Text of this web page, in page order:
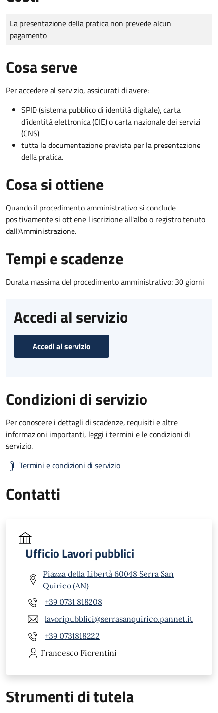
Tipo di pagamento
Importo
La presentazione della pratica non prevede alcun
pagamento
Cosa serve
Per accedere al servizio, assicurati di avere:
SPID (sistema pubblico di identità digitale), carta
d’identità elettronica (CIE) o carta nazionale dei servizi
(CNS)
tutta la documentazione prevista per la presentazione
della pratica.
Cosa si ottiene
Quando il procedimento amministrativo si conclude
positivamente si ottiene l'iscrizione all'albo o registro tenuto
dall'Amministrazione.
Tempi e scadenze
Durata massima del procedimento amministrativo: 30 giorni
Accedi al servizio
Accedi al servizio
Condizioni di servizio
Per conoscere i dettagli di scadenze, requisiti e altre
informazioni importanti, leggi i termini e le condizioni di
servizio.
Termini e condizioni di servizio
Contatti
Ufficio Lavori pubblici
Piazza della Libertà 60048 Serra San
Quirico (AN)
+39 0731 818208
lavoripubblici@serrasanquirico.pannet.it
+39 0731818222
Francesco Fiorentini
Strumenti di tutela